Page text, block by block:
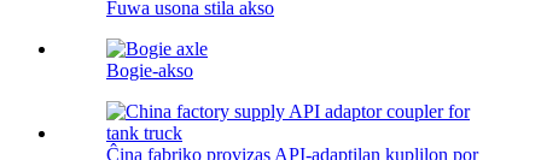
Fuwa usona stila akso
Bogie-akso
Ĉina fabriko provizas API-adaptilan kuplilon por